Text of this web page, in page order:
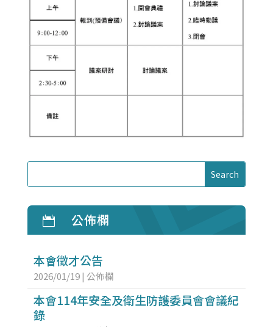
 公佈欄
本會徵才公告
2026/01/19| 公佈欄
本會114年安全及衛生防護委員會會議紀
錄